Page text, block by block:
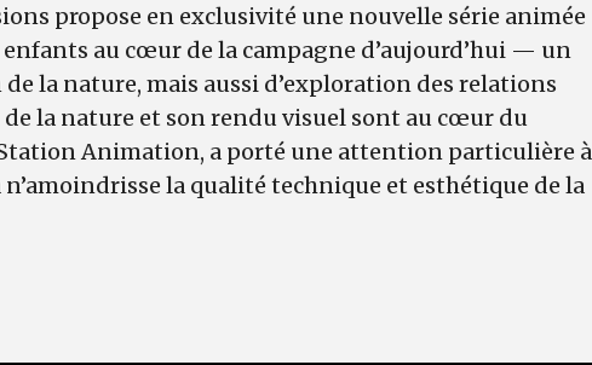
propose en exclusivité une nouvelle série animée
au cœur de la campagne d’aujourd’hui — un
la nature, mais aussi d’exploration des relations
de la nature et son rendu visuel sont au cœur du
Animation, a porté une attention particulière à
n’amoindrisse la qualité technique et esthétique de la